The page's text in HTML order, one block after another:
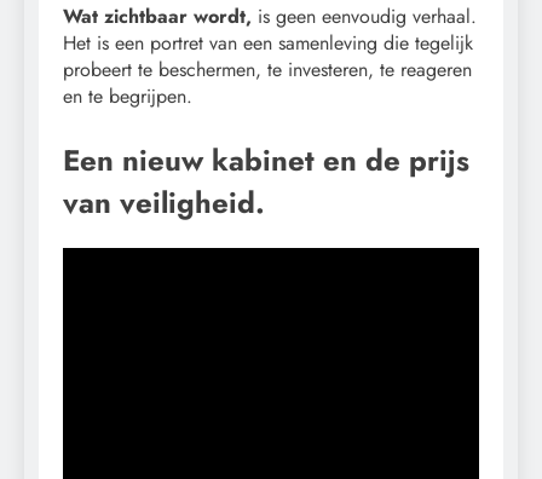
Wat zichtbaar wordt, is geen eenvoudig verhaal.
Het is een portret van een samenleving die tegelijk
probeert te beschermen, te investeren, te reageren
en te begrijpen.
Een nieuw kabinet en de prijs
van veiligheid.